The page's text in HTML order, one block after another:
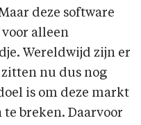
deze software
alleen
Wereldwijd zijn er
nu dus nog
is om deze markt
breken. Daarvoor